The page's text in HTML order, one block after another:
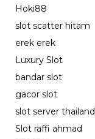
Hoki88
slot scatter hitam
erek erek
Luxury Slot
bandar slot
gacor slot
slot server thailand
Slot raffi ahmad